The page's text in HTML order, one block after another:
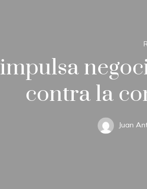
contra la
Juan